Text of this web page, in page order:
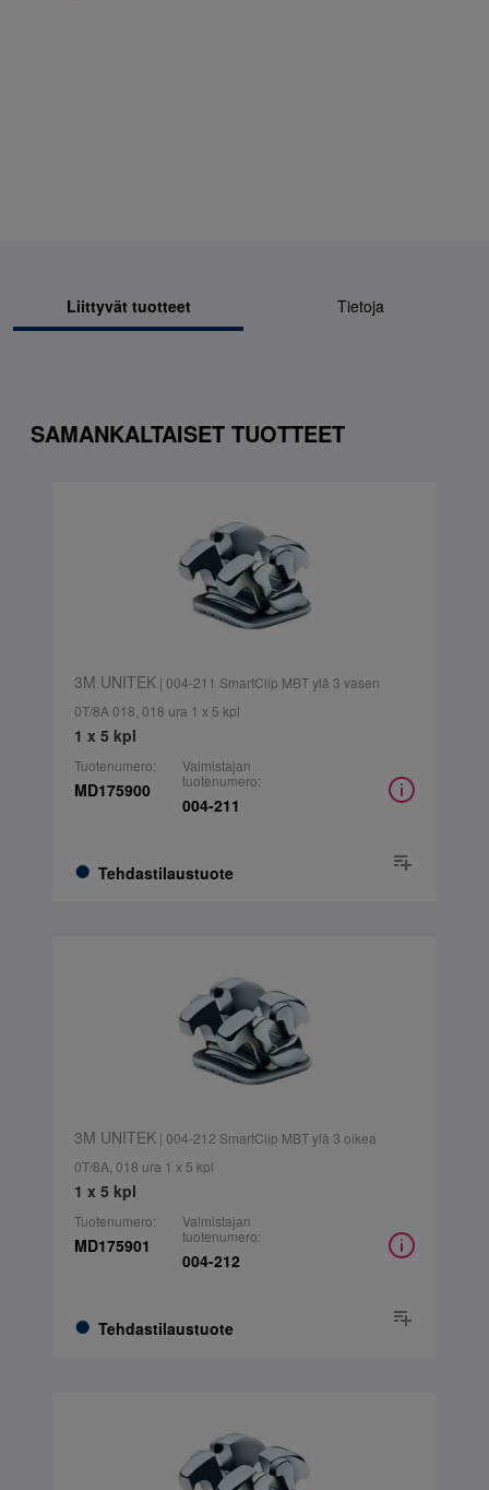
Liittyvät tuotteet Tietoja
SAMANKALTAISET TUOTTEET
3M UNITEK| 004-211 SmartClip MBT ylä 3 vasen
0T/8A 018, 018 ura 1 x 5 kpl
1 x 5 kpl
Tuotenumero:
MD175900
Tehdastilaustuote
Valmistajan
tuotenumero:
004-211
3M UNITEK| 004-212 SmartClip MBT ylä 3 oikea
0T/8A, 018 ura 1 x 5 kpl
1 x 5 kpl
Tuotenumero:
MD175901
Tehdastilaustuote
Valmistajan
tuotenumero:
004-212